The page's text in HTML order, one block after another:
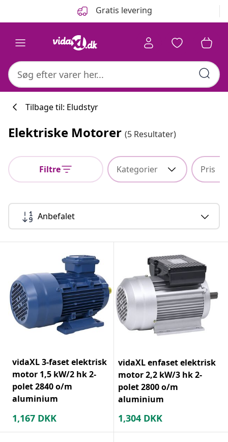
Gratis levering
Tilbage til: Eludstyr
Elektriske Motorer (5 Resultater)
Filtre Kategorier Pris
Anbefalet
vidaXL 3-faset elektrisk
motor 1,5 kW/2 hk 2-
polet 2840 o/m
aluminium
1,167 DKK
vidaXL enfaset elektrisk
motor 2,2 kW/3 hk 2-
polet 2800 o/m
aluminium
1,304 DKK